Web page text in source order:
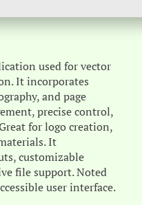
used for vector
It incorporates
and page
precise control,
for logo creation,
It
customizable
file support. Noted
user interface.